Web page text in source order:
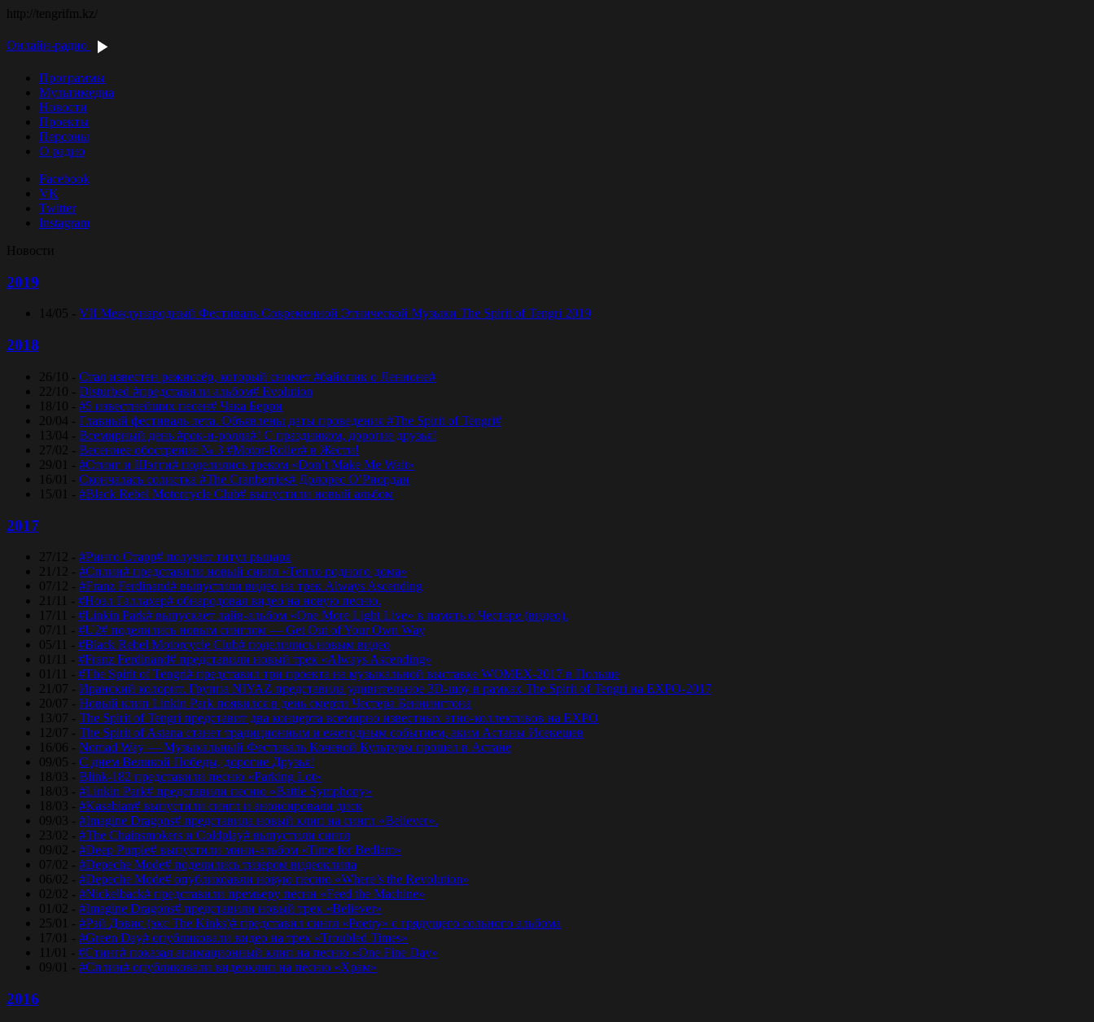
http://tengrifm.kz/
Онлайн-радио
Программы
Мультимедиа
Новости
Проекты
Персоны
О радио
Facebook
VK
Twitter
Instagram
Новости
2019
14/05 - VII Международный Фестиваль Современной Этнической Музыки The Spirit of Tengri 2019
2018
26/10 - Стал известен режиссёр, который снимет #байопик о Ленноне#
22/10 - Disturbed #представили альбом# Evolution
18/10 - #5 известнейших песен# Чака Берри
20/04 - Главный фестиваль лета. Объявлены даты проведения #The Spirit of Tengri#
13/04 - Всемирный день #рок-н-ролла#! С праздником, дорогие друзья!
27/02 - Весеннее обострение № 3 #Motor-Roller# в Жести!
29/01 - #Стинг и Шэгги# поделились треком «Don’t Make Me Wait»
16/01 - Скончалась солистка #The Cranberries# Долорес O’Риордан
15/01 - #Black Rebel Motorcycle Club# выпустили новый альбом
2017
27/12 - #Ринго Старр# получит титул рыцаря
21/12 - #Сплин# представили новый сингл «Тепло родного дома»
07/12 - #Franz Ferdinand# выпустили видео на трек Always Ascending
21/11 - #Ноэл Галлахер# обнародовал видео на новую песню.
17/11 - #Linkin Park# выпускает лайв-альбом «One More Light Live» в память о Честере (видео).
07/11 - #U2# поделились новым синглом — Get Out of Your Own Way
05/11 - #Black Rebel Motorcycle Club# поделились новым видео
01/11 - #Franz Ferdinand# представили новый трек «Always Ascending»
01/11 - #The Spirit of Tengri# представил три проекта на музыкальной выставке WOMEX-2017 в Польше
21/07 - Иранский колорит. Группа NIYAZ представила удивительное 3D-шоу в рамках The Spirit of Tengri на EXPO-2017
20/07 - Новый клип Linkin Park появился в день смерти Честера Беннингтона
13/07 - The Spirit of Tengri представит два концерта всемирно известных этно-коллективов на EXPO
12/07 - The Spirit of Astana станет традиционным и ежегодным событием, аким Астаны Исекешев
16/06 - Nomad Way — Музыкальный Фестиваль Кочевой Культуры прошел в Астане
09/05 - С днем Великой Победы, дорогие Друзья!
18/03 - Blink-182 представили песню «Parking Lot»
18/03 - #Linkin Park# представили песню «Bаttlе Sуmphоnу»
18/03 - #Kasabian# выпустили сингл и анонсировали диск
09/03 - #Imagine Dragons# представила новый клип на сингл «Believer».
23/02 - #The Chainsmokers и Coldplay# выпустили сингл
09/02 - #Deep Purple# выпустили мини-альбом «Time for Bedlam»
07/02 - #Depeche Mode# поделились тизером видеоклипа
06/02 - #Depeche Mode# опубликоавли новую песню «Where’s the Revolution»
02/02 - #Nickelback# представили премьеру песни «Feed the Machine»
01/02 - #Imagine Dragons# представили новый трек «Believer»
25/01 - #Рэй Дэвис (экс The Kinks)# представил сингл «Poetry» с грядущего сольного альбома
17/01 - #Green Day# опубликовали видео на трек «Troubled Times»
11/01 - #Стинг# показал анимационный клип на песню «One Fine Day»
09/01 - #Сплин# опубликовали видеоклип на песню «Храм»
2016